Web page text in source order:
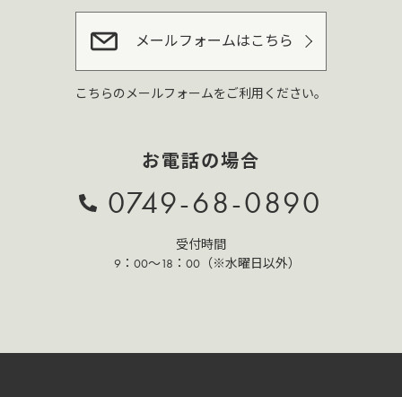
メールフォームはこちら
こちらのメールフォームをご利用ください。
お電話の場合
0749-68-0890
受付時間
9：00～18：00（※水曜日以外）